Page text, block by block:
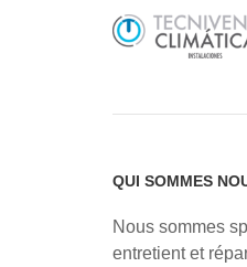
QUI SOMMES
Nous sommes
entretient et